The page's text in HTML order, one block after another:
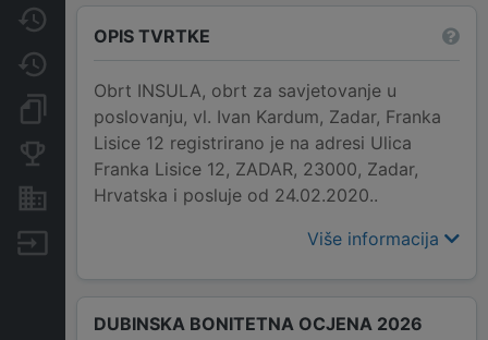
Promjene
Dokumenti i objave
Konkurentske tvrtke
Nekretnine i imovina
OPIS TVRTKE
Obrt INSULA, obrt za savjetovanje u
poslovanju, vl. Ivan Kardum, Zadar, Franka
Lisice 12 registrirano je na adresi Ulica
Franka Lisice 12, ZADAR, 23000, Zadar,
Hrvatska i posluje od 24.02.2020..
Više informacija
DUBINSKA BONITETNA OCJENA 2026